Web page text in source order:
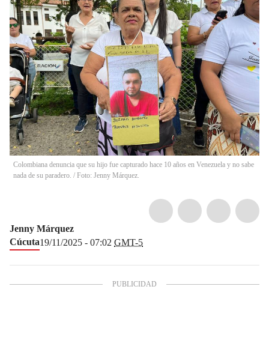
Colombiana denuncia que su hijo fue capturado hace 10 años en Venezuela y no sabe
nada de su paradero. / Foto: Jenny Márquez.
Jenny Márquez
Cúcuta19/11/2025 - 07:02 GMT-5